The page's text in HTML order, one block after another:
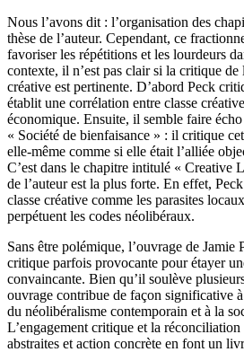
Nous l’avons dit : l’organisation des
thèse de l’auteur. Cependant, ce
favoriser les répétitions et les lourdeurs
contexte, il n’est pas clair si la critique de
créative est pertinente. D’abord Peck
établit une corrélation entre classe
économique. Ensuite, il semble faire
« Société de bienfaisance » : il critique
elle-même comme si elle était l’alliée
C’est dans le chapitre intitulé « Creative
de l’auteur est la plus forte. En effet,
classe créative comme les parasites
perpétuent les codes néolibéraux.
Sans être polémique, l’ouvrage de Jamie
critique parfois provocante pour étayer
convaincante. Bien qu’il soulève
ouvrage contribue de façon significative
du néolibéralisme contemporain et à la
L’engagement critique et la réconciliation
abstraites et action concrète en font un